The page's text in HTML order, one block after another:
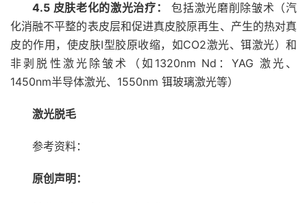
4.5 皮肤老化的激光治疗：
包括激光磨削除皱术（汽
化消融不平整的表皮层和促进真皮胶原再生、产生的热对真
皮的作用，使皮肤I型胶原收缩，如CO2激光、铒激光）和
非剥脱性激光除皱术（如1320nm Nd：YAG 激光、
1450nm半导体激光、1550nm 铒玻璃激光等）
激光脱毛
参考资料：
原创声明：